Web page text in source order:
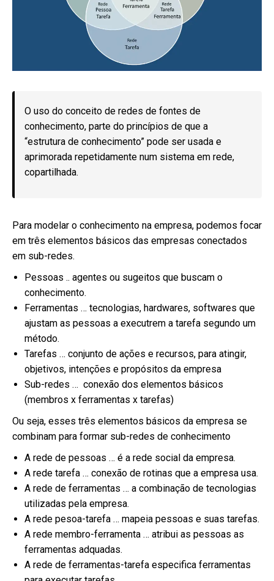
O uso do conceito de redes de fontes de
conhecimento, parte do princípios de que a
“estrutura de conhecimento” pode ser usada e
aprimorada repetidamente num sistema em rede,
copartilhada.
Para modelar o conhecimento na empresa, podemos focar
em três elementos básicos das empresas conectados
em sub-redes.
Pessoas .. agentes ou sugeitos que buscam o
conhecimento.
Ferramentas … tecnologias, hardwares, softwares que
ajustam as pessoas a executrem a tarefa segundo um
método.
Tarefas … conjunto de ações e recursos, para atingir,
objetivos, intenções e propósitos da empresa
Sub-redes … conexão dos elementos básicos
(membros x ferramentas x tarefas)
Ou seja, esses três elementos básicos da empresa se
combinam para formar sub-redes de conhecimento
A rede de pessoas … é a rede social da empresa.
A rede tarefa … conexão de rotinas que a empresa usa.
A rede de ferramentas … a combinação de tecnologias
utilizadas pela empresa.
A rede pesoa-tarefa … mapeia pessoas e suas tarefas.
A rede membro-ferramenta … atribui as pessoas as
ferramentas adquadas.
A rede de ferramentas-tarefa especifica ferramentas